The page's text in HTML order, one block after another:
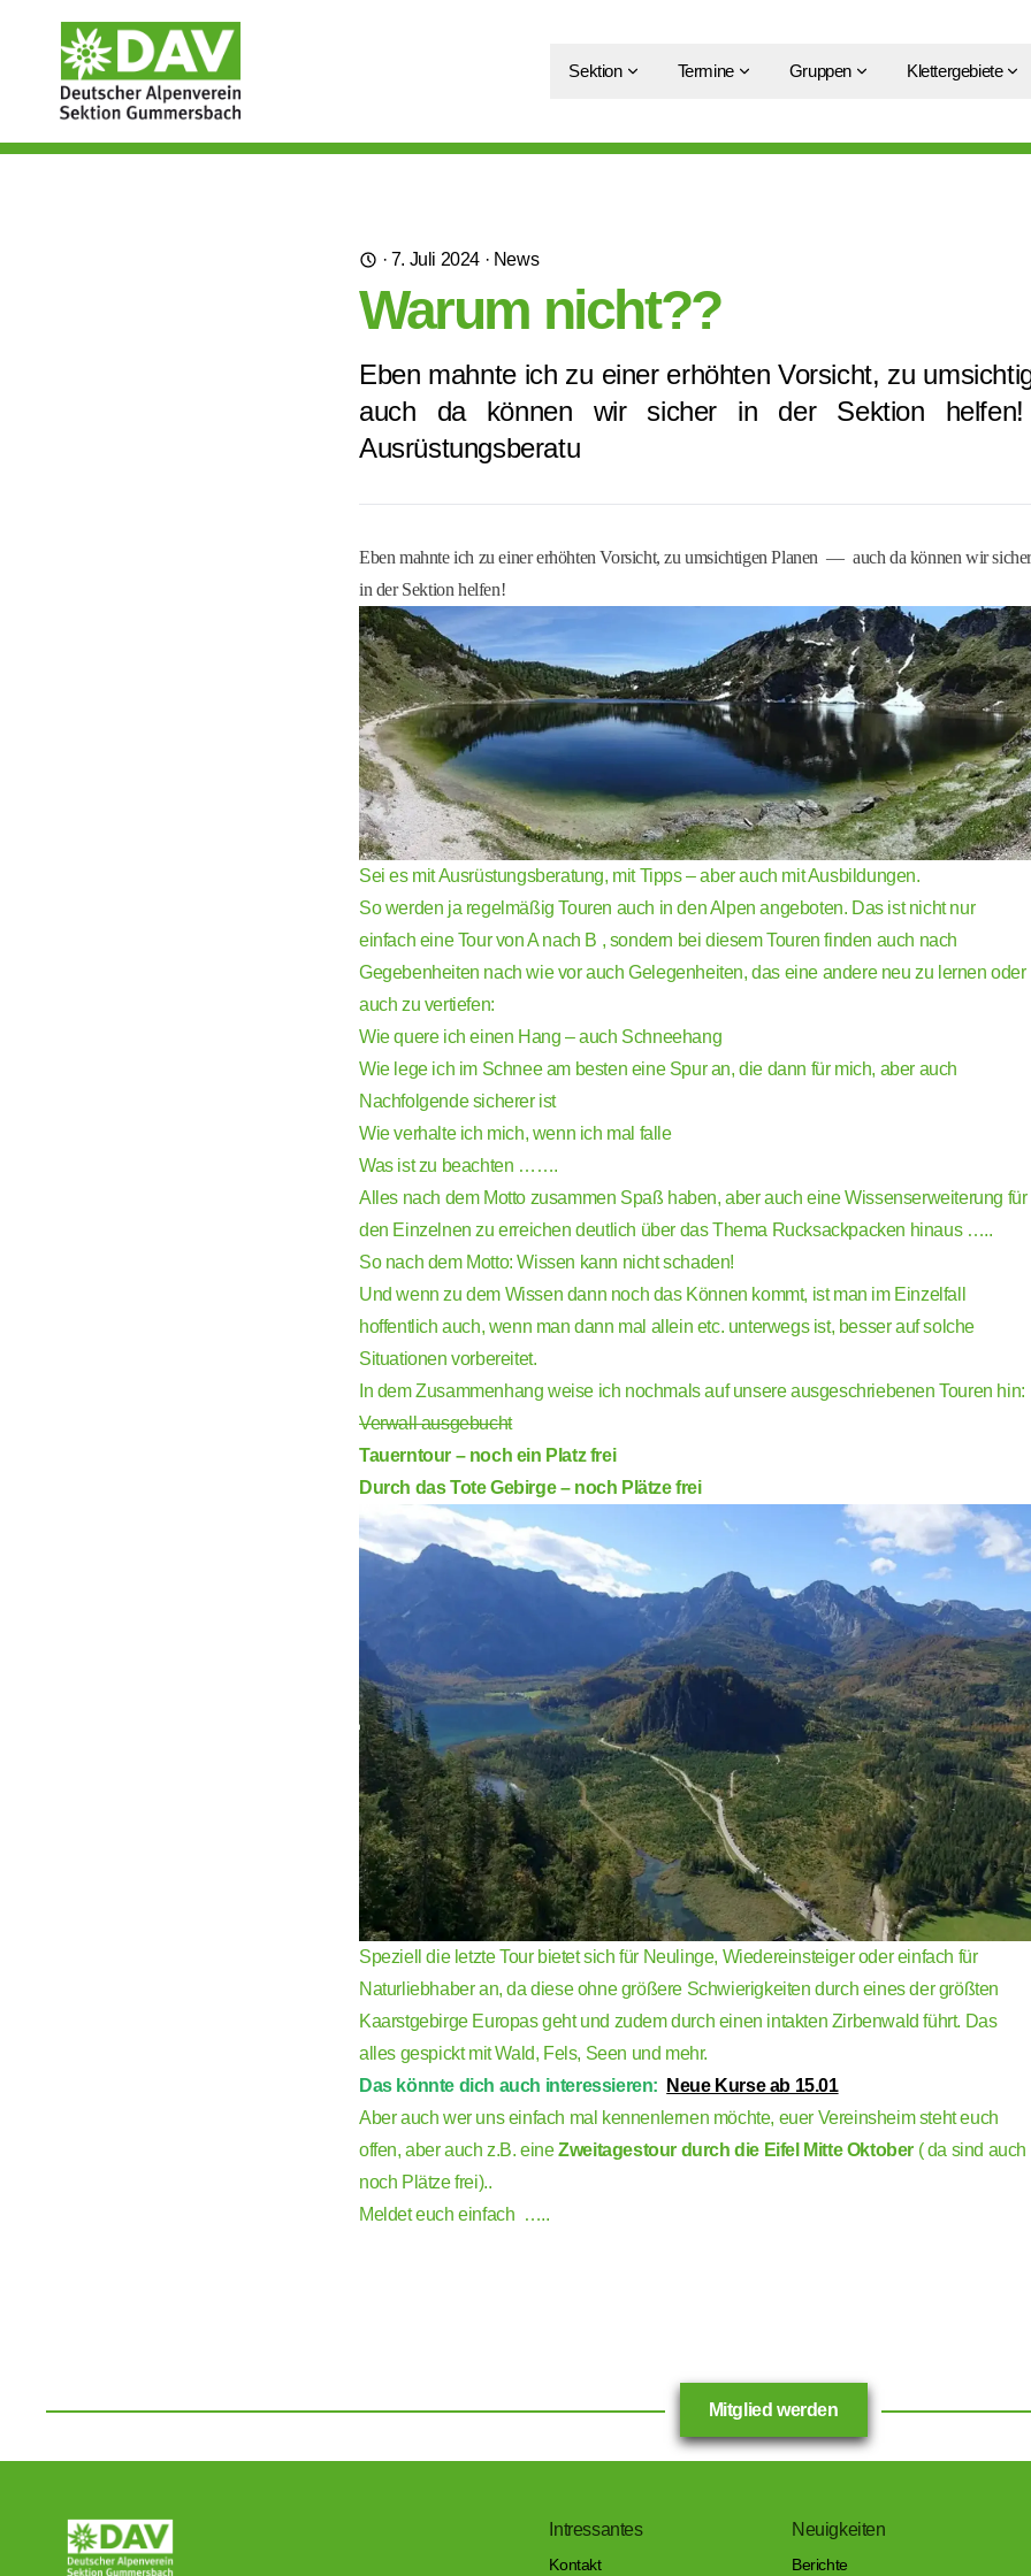
Sektion Termine Gruppen Klettergebiete
· 7. Juli 2024 · News
Warum nicht??
Eben mahnte ich zu einer erhöhten Vorsicht, zu
auch da können wir sicher in der Sektion
Ausrüstungsberatu
Eben mahnte ich zu einer erhöhten Vorsicht, zu umsichtigen Planen — auch da können wir
in der Sektion helfen!
Sei es mit Ausrüstungsberatung, mit Tipps – aber auch mit Ausbildungen.
So werden ja regelmäßig Touren auch in den Alpen angeboten. Das ist nicht nur
einfach eine Tour von A nach B , sondern bei diesem Touren finden auch nach
Gegebenheiten nach wie vor auch Gelegenheiten, das eine andere neu zu lernen oder
auch zu vertiefen:
Wie quere ich einen Hang – auch Schneehang
Wie lege ich im Schnee am besten eine Spur an, die dann für mich, aber auch
Nachfolgende sicherer ist
Wie verhalte ich mich, wenn ich mal falle
Was ist zu beachten …….
Alles nach dem Motto zusammen Spaß haben, aber auch eine Wissenserweiterung für
den Einzelnen zu erreichen deutlich über das Thema Rucksackpacken hinaus …..
So nach dem Motto: Wissen kann nicht schaden!
Und wenn zu dem Wissen dann noch das Können kommt, ist man im Einzelfall
hoffentlich auch, wenn man dann mal allein etc. unterwegs ist, besser auf solche
Situationen vorbereitet.
In dem Zusammenhang weise ich nochmals auf unsere ausgeschriebenen Touren hin:
Verwall ausgebucht
Tauerntour – noch ein Platz frei
Durch das Tote Gebirge – noch Plätze frei
Speziell die letzte Tour bietet sich für Neulinge, Wiedereinsteiger oder einfach für
Naturliebhaber an, da diese ohne größere Schwierigkeiten durch eines der größten
Kaarstgebirge Europas geht und zudem durch einen intakten Zirbenwald führt. Das
alles gespickt mit Wald, Fels, Seen und mehr.
Das könnte dich auch interessieren:
Neue Kurse ab 15.01
Aber auch wer uns einfach mal kennenlernen möchte, euer Vereinsheim steht euch
offen, aber auch z.B. eineZweitagestour durch die Eifel Mitte Oktober ( da sind auch
noch Plätze frei)..
Meldet euch einfach …..
Mitglied werden
Intressantes
Kontakt
Neuigkeiten
Berichte